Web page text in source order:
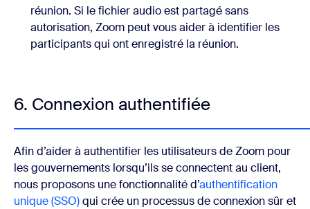
réunion. Si le fichier audio est partagé sans
autorisation, Zoom peut vous aider à identifier les
participants qui ont enregistré la réunion.
6. Connexion authentifiée
Afin d’aider à authentifier les utilisateurs de Zoom pour
les gouvernements lorsqu’ils se connectent au client,
nous proposons une fonctionnalité d’authentification
unique (SSO)qui crée un processus de connexion sûr et